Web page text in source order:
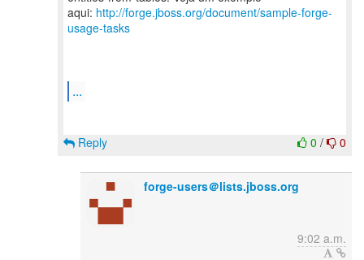
aqui: http://forge.jboss.org/document/sample-forge-
usage-tasks
...
0 / 0
Reply
forge-users＠lists.jboss.org
9:02 a.m.